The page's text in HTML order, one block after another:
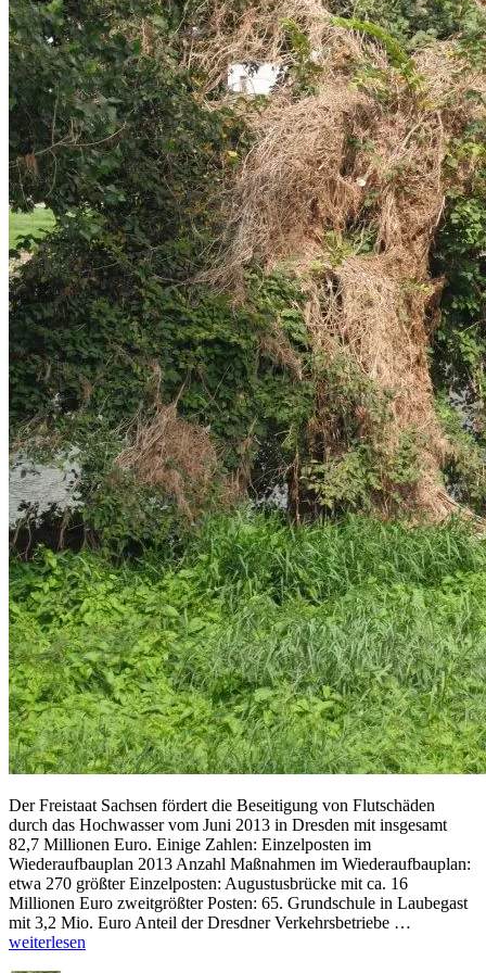
Der Freistaat Sachsen fördert die Beseitigung von Flutschäden
durch das Hochwasser vom Juni 2013 in Dresden mit insgesamt
82,7 Millionen Euro. Einige Zahlen: Einzelposten im
Wiederaufbauplan 2013 Anzahl Maßnahmen im Wiederaufbauplan:
etwa 270 größter Einzelposten: Augustusbrücke mit ca. 16
Millionen Euro zweitgrößter Posten: 65. Grundschule in Laubegast
mit 3,2 Mio. Euro Anteil der Dresdner Verkehrsbetriebe …
weiterlesen